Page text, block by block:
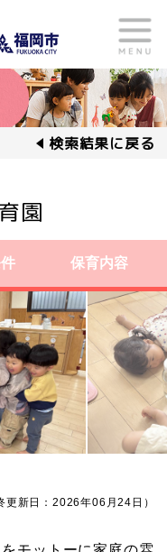
検索結果に戻る
園
保育内容
更新日：2026年06月24日）